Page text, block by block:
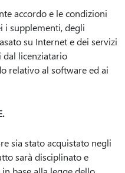
accordo e le condizioni
i supplementi, degli
su Internet e dei servizi
licenziatario
relativo al software ed ai
sia stato acquistato negli
sarà disciplinato e